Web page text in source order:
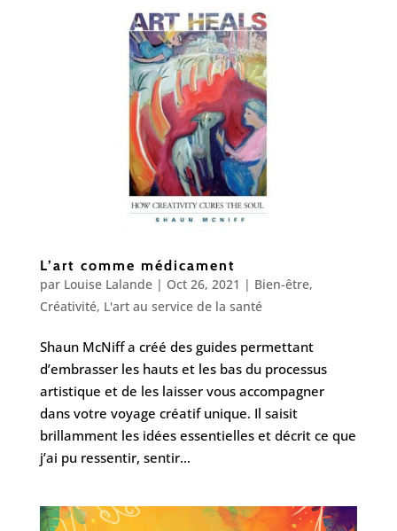
L’art comme médicament
par Louise Lalande| Oct 26, 2021 | Bien-être,
Créativité, L'art au service de la santé
Shaun McNiff a créé des guides permettant
d’embrasser les hauts et les bas du processus
artistique et de les laisser vous accompagner
dans votre voyage créatif unique. Il saisit
brillamment les idées essentielles et décrit ce que
j’ai pu ressentir, sentir...